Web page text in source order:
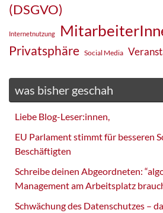
(DSGVO)
Internetnutzung
Privatsphäre Social Media
was bisher geschah
Liebe Blog-Leser:innen,
EU Parlament stimmt für besseren
Beschäftigten
Schreibe deinen Abgeordneten:
Management am Arbeitsplatz
Schwächung des Datenschutzes –